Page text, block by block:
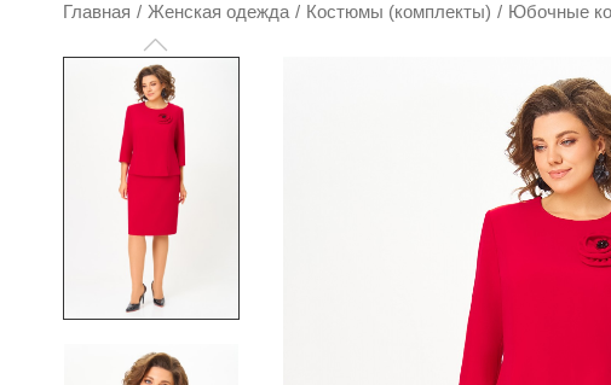
Главная / Женская одежда / Костюмы (комплекты) / Юбочные